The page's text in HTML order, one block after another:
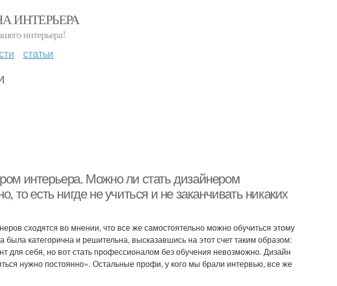
ИНТЕРЬЕРА
интерьера!
статьи
интерьера. Можно ли стать дизайнером
то есть нигде не учиться и не заканчивать никаких
сходятся во мнении, что все же самостоятельно можно обучиться этому
категорична и решительна, высказавшись на этот счет таким образом:
для себя, но вот стать профессионалом без обучения невозможно. Дизайн
нужно постоянно». Остальные профи, у кого мы брали интервью, все же